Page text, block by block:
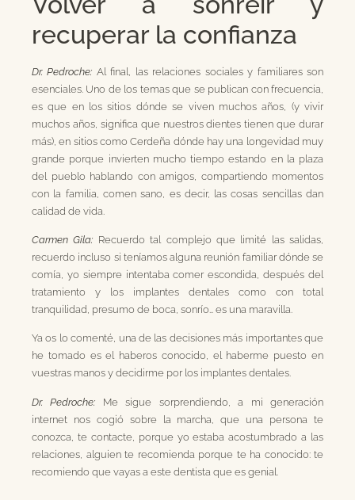
recuperar la confianza
Dr. Pedroche: Al final, las relaciones sociales y familiares son
esenciales. Uno de los temas que se publican con frecuencia,
es que en los sitios dónde se viven muchos años, (y vivir
muchos años, significa que nuestros dientes tienen que durar
más), en sitios como Cerdeña dónde hay una longevidad muy
grande porque invierten mucho tiempo estando en la plaza
del pueblo hablando con amigos, compartiendo momentos
con la familia, comen sano, es decir, las cosas sencillas dan
calidad de vida.
Carmen Gila: Recuerdo tal complejo que limité las salidas,
recuerdo incluso si teníamos alguna reunión familiar dónde se
comía, yo siempre intentaba comer escondida, después del
tratamiento y los implantes dentales como con total
tranquilidad, presumo de boca, sonrío… es una maravilla.
Ya os lo comenté, una de las decisiones más importantes que
he tomado es el haberos conocido, el haberme puesto en
vuestras manos y decidirme por los implantes dentales.
Dr. Pedroche:
Me sigue sorprendiendo, a mi generación
internet nos cogió sobre la marcha, que una persona te
conozca, te contacte, porque yo estaba acostumbrado a las
relaciones, alguien te recomienda porque te ha conocido: te
recomiendo que vayas a este dentista que es genial.